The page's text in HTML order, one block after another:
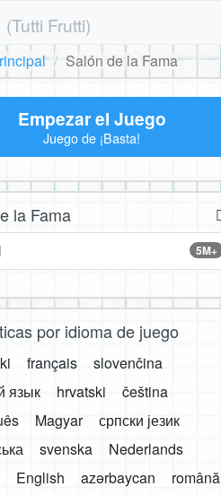
(Tutti Frutti)
Salón de la Fama
Empezar el Juego
Juego de ¡Basta!
la Fama
5M+
por idioma de juego
français
slovenčina
язык
hrvatski
čeština
Magyar
српски језик
svenska
Nederlands
English azərbaycan
română